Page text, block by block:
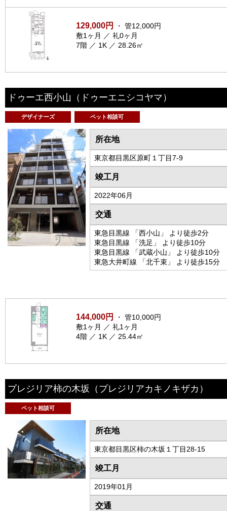
129,000円
・ 管12,000円
敷1ヶ月 ／ 礼0ヶ月
7階 ／ 1K ／ 28.26㎡
ドゥーエ西小山 （ドゥーエニシコヤマ）
デザイナーズ ペット相談可
所在地
東京都目黒区原町１丁目7-9
竣工月
2022年06月
交通
東急目黒線 「西小山」 より徒歩2分
東急目黒線 「洗足」 より徒歩10分
東急目黒線 「武蔵小山」 より徒歩10分
東急大井町線 「北千束」 より徒歩15分
144,000円
・ 管10,000円
敷1ヶ月 ／ 礼1ヶ月
4階 ／ 1K ／ 25.44㎡
プレジリア柿の木坂 （プレジリアカキノキザカ）
ペット相談可
所在地
東京都目黒区柿の木坂１丁目28-15
竣工月
2019年01月
交通